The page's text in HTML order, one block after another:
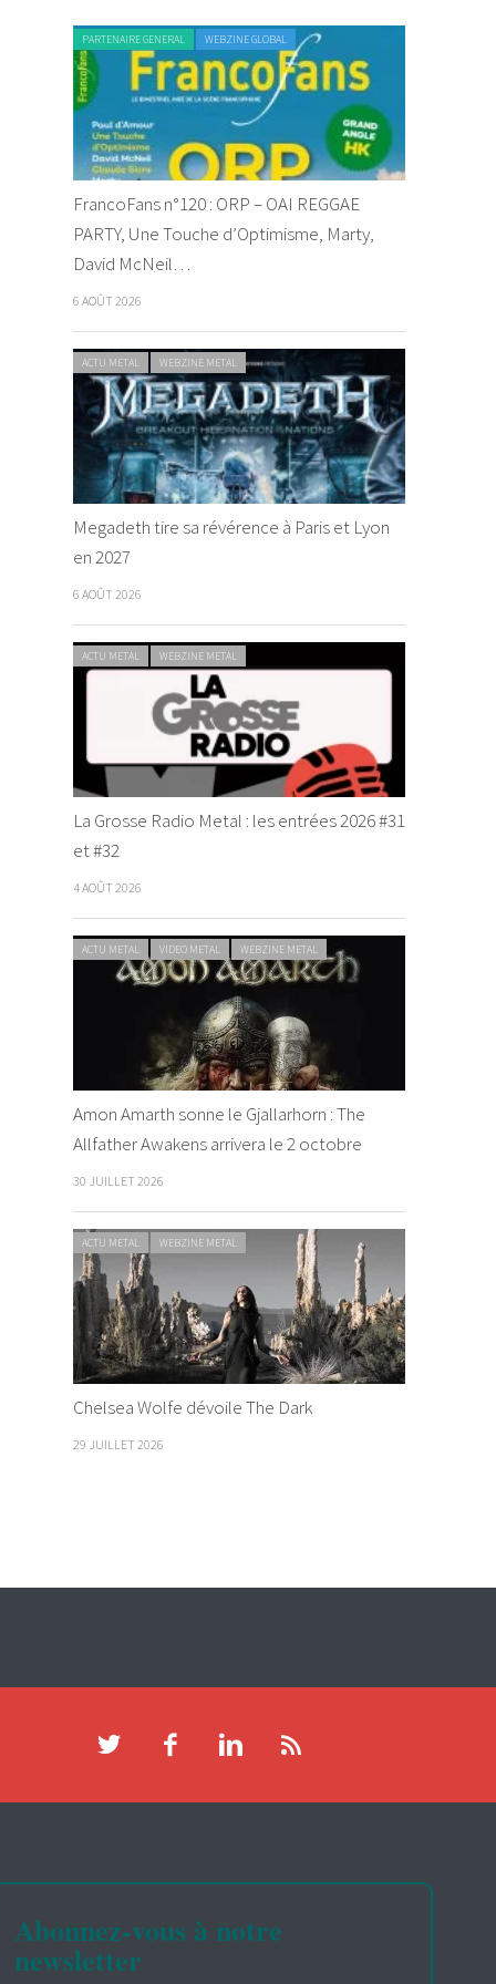
PARTENAIRE GENERAL WEBZINE GLOBAL
FrancoFans n°120 : ORP – OAI REGGAE
PARTY, Une Touche d’Optimisme, Marty,
David McNeil…
6 AOÛT 2026
ACTU METAL WEBZINE METAL
Megadeth tire sa révérence à Paris et Lyon
en 2027
6 AOÛT 2026
ACTU METAL WEBZINE METAL
La Grosse Radio Metal : les entrées 2026 #31
et #32
4 AOÛT 2026
ACTU METAL VIDEO METAL WEBZINE METAL
Amon Amarth sonne le Gjallarhorn : The
Allfather Awakens arrivera le 2 octobre
30 JUILLET 2026
ACTU METAL WEBZINE METAL
Chelsea Wolfe dévoile The Dark
29 JUILLET 2026
Abonnez-vous à notre
newsletter